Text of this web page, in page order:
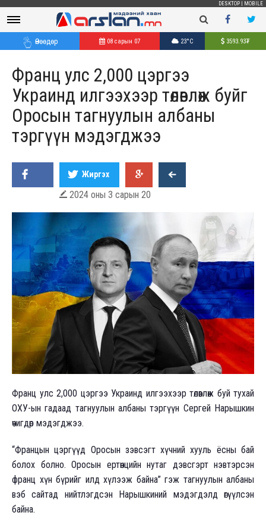
DESKTOP MOBILE
Өнөөдөр 08 сарын 07 23°C 3593.93₮
Франц улс 2,000 цэргээ
Украинд илгээхээр төлөвлөж буйг
Оросын тагнуулын албаны
тэргүүн мэдэгджээ
Жиргэх
 2024 оны 3 сарын 20
Франц улс 2,000 цэргээ Украинд илгээхээр төлөвлөж буй тухай
ОХУ-ын гадаад тагнуулын албаны тэргүүн Сергей Нарышкин
өчигдөр мэдэгджээ.
“Францын цэргүүд Оросын зэвсэгт хүчний хууль ёсны бай
болох болно. Оросын ертөнцийн нутаг дэвсгэрт нэвтэрсэн
франц хүн бүрийг илд хүлээж байна” гэж тагнуулын албаны
вэб сайтад нийтлэгдсэн Нарышкиний мэдэгдэлд өгүүлсэн
байна.